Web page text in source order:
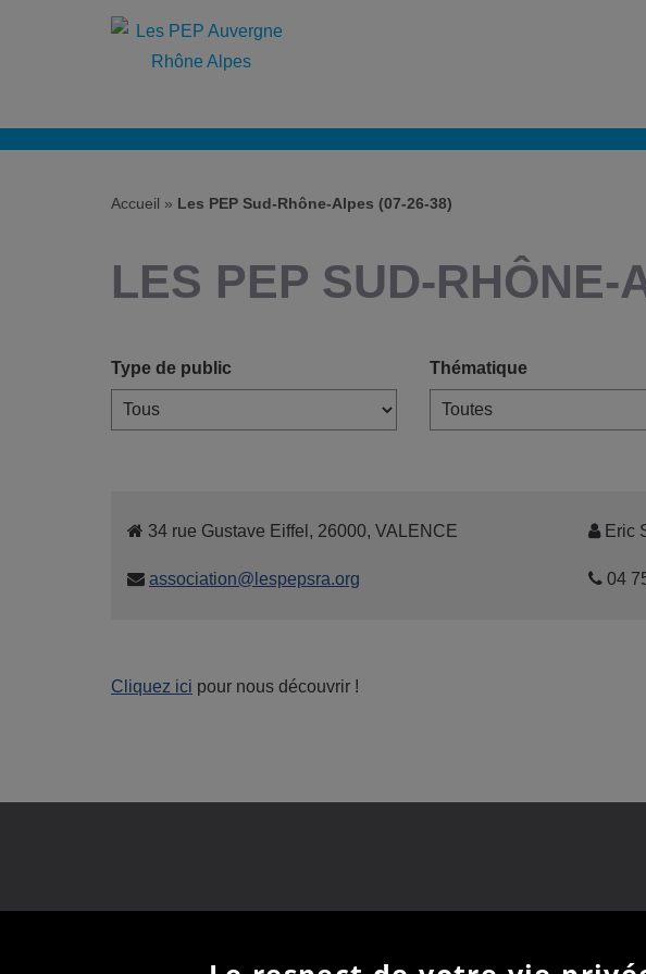
Accueil » Les PEP Sud-Rhône-Alpes (07-26-38)
LES PEP SUD-RHÔNE-
Type de public Thématique
34 rue Gustave Eiffel, 26000, VALENCE
association@lespepsra.org
Eric
04
Cliquez ici pour nous découvrir !